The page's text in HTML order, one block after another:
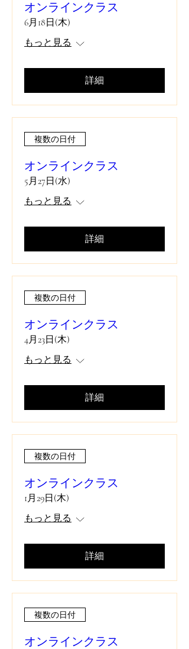
オンラインクラス
6月18日(木)
もっと見る
詳細
複数の日付
オンラインクラス
5月27日(水)
もっと見る
詳細
複数の日付
オンラインクラス
4月23日(木)
もっと見る
詳細
複数の日付
オンラインクラス
1月29日(木)
もっと見る
詳細
複数の日付
オンラインクラス